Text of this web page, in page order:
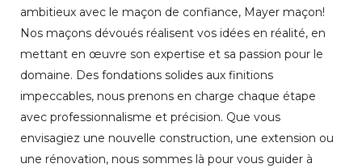
ambitieux avec le maçon de confiance, Mayer maçon!
Nos maçons dévoués réalisent vos idées en réalité, en
mettant en œuvre son expertise et sa passion pour le
domaine. Des fondations solides aux finitions
impeccables, nous prenons en charge chaque étape
avec professionnalisme et précision. Que vous
envisagiez une nouvelle construction, une extension ou
une rénovation, nous sommes là pour vous guider à